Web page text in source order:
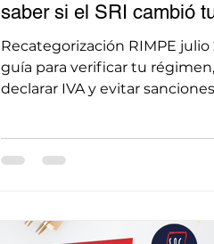
saber si el SRI cambió
régimen y qué hacer
del 28 de julio.
Recategorización RIMPE julio
guía para verificar tu régimen,
declarar IVA y evitar